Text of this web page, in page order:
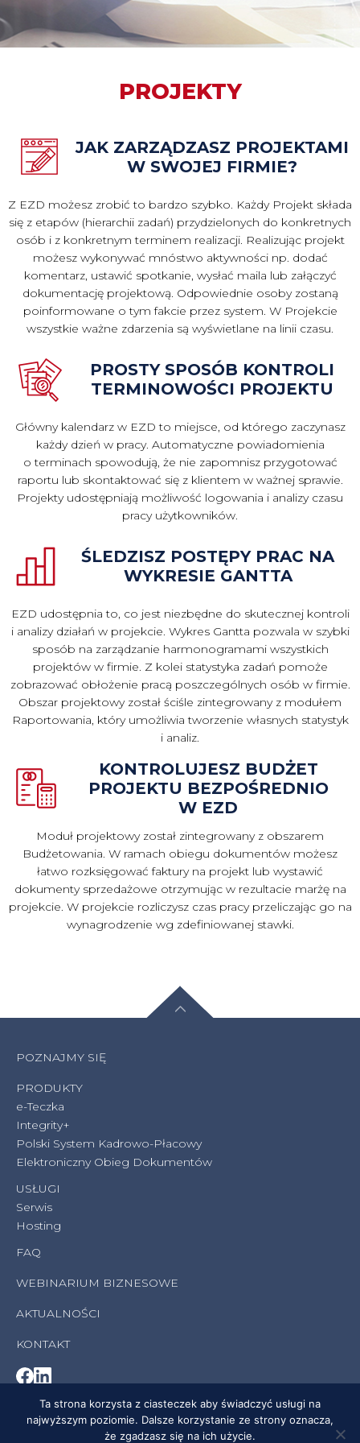
PROJEKTY
JAK ZARZĄDZASZ PROJEKTAMI
W SWOJEJ FIRMIE?
Z EZD możesz zrobić to bardzo szybko. Każdy Projekt składa
się z etapów (hierarchii zadań) przydzielonych do konkretnych
osób i z konkretnym terminem realizacji. Realizując projekt
możesz wykonywać mnóstwo aktywności np. dodać
komentarz, ustawić spotkanie, wysłać maila lub załączyć
dokumentację projektową. Odpowiednie osoby zostaną
poinformowane o tym fakcie przez system. W Projekcie
wszystkie ważne zdarzenia są wyświetlane na linii czasu.
PROSTY SPOSÓB KONTROLI
TERMINOWOŚCI PROJEKTU
Główny kalendarz w EZD to miejsce, od którego zaczynasz
każdy dzień w pracy. Automatyczne powiadomienia
o terminach spowodują, że nie zapomnisz przygotować
raportu lub skontaktować się z klientem w ważnej sprawie.
Projekty udostępniają możliwość logowania i analizy czasu
pracy użytkowników.
ŚLEDZISZ POSTĘPY PRAC NA
WYKRESIE GANTTA
EZD udostępnia to, co jest niezbędne do skutecznej kontroli
i analizy działań w projekcie. Wykres Gantta pozwala w szybki
sposób na zarządzanie harmonogramami wszystkich
projektów w firmie. Z kolei statystyka zadań pomoże
zobrazować obłożenie pracą poszczególnych osób w firmie.
Obszar projektowy został ściśle zintegrowany z modułem
Raportowania, który umożliwia tworzenie własnych statystyk
i analiz.
KONTROLUJESZ BUDŻET
PROJEKTU BEZPOŚREDNIO
W EZD
Moduł projektowy został zintegrowany z obszarem
Budżetowania. W ramach obiegu dokumentów możesz
łatwo rozksięgować faktury na projekt lub wystawić
dokumenty sprzedażowe otrzymując w rezultacie marżę na
projekcie. W projekcie rozliczysz czas pracy przeliczając go na
wynagrodzenie wg zdefiniowanej stawki.
POZNAJMY SIĘ
PRODUKTY
e-Teczka
Integrity+
Polski System Kadrowo-Płacowy
Elektroniczny Obieg Dokumentów
USŁUGI
Serwis
Hosting
FAQ
WEBINARIUM BIZNESOWE
AKTUALNOŚCI
KONTAKT
Business Systems Consulting © all rights reserved
Ta strona korzysta z ciasteczek aby świadczyć usługi na
najwyższym poziomie. Dalsze korzystanie ze strony oznacza,
że zgadzasz się na ich użycie.